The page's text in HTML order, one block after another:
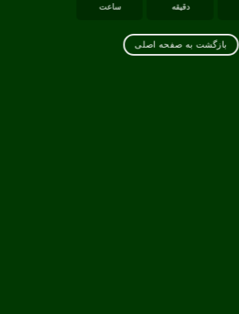
ساعت دقیقه
بازگشت به صفحه اصلی